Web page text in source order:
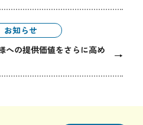
お知らせ
への提供価値をさらに高め
→